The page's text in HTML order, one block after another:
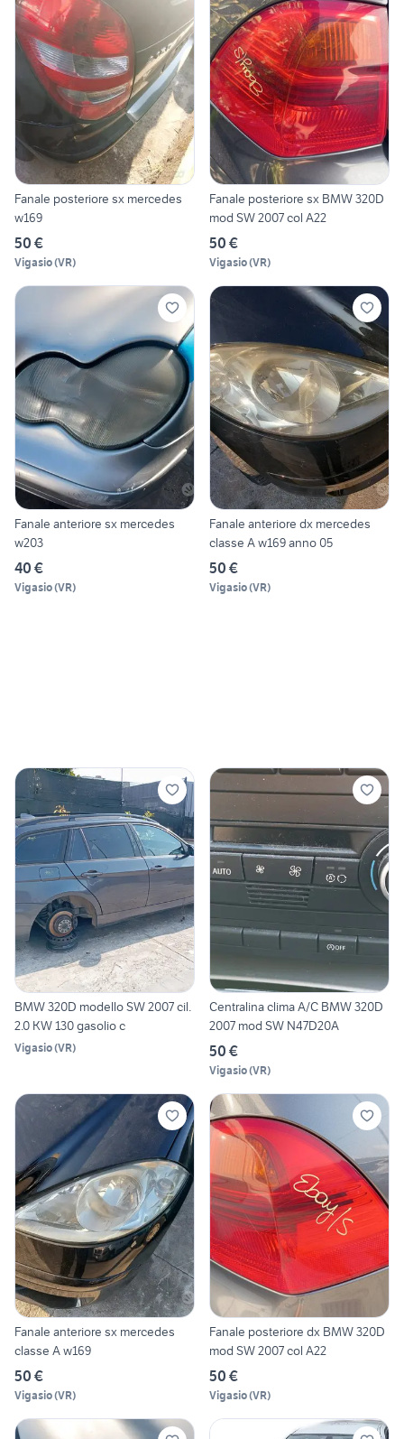
Fanale posteriore sx mercedes
w169
50 €
Vigasio(VR)
Fanale posteriore sx BMW 320D
mod SW 2007 col A22
50 €
Vigasio(VR)
Fanale anteriore sx mercedes
w203
40 €
Vigasio(VR)
Fanale anteriore dx mercedes
classe A w169 anno 05
50 €
Vigasio(VR)
BMW 320D modello SW 2007 cil.
2.0 KW 130 gasolio c
Vigasio(VR)
Centralina clima A/C BMW 320D
2007 mod SW N47D20A
50 €
Vigasio(VR)
Fanale anteriore sx mercedes
classe A w169
50 €
Vigasio(VR)
Fanale posteriore dx BMW 320D
mod SW 2007 col A22
50 €
Vigasio(VR)